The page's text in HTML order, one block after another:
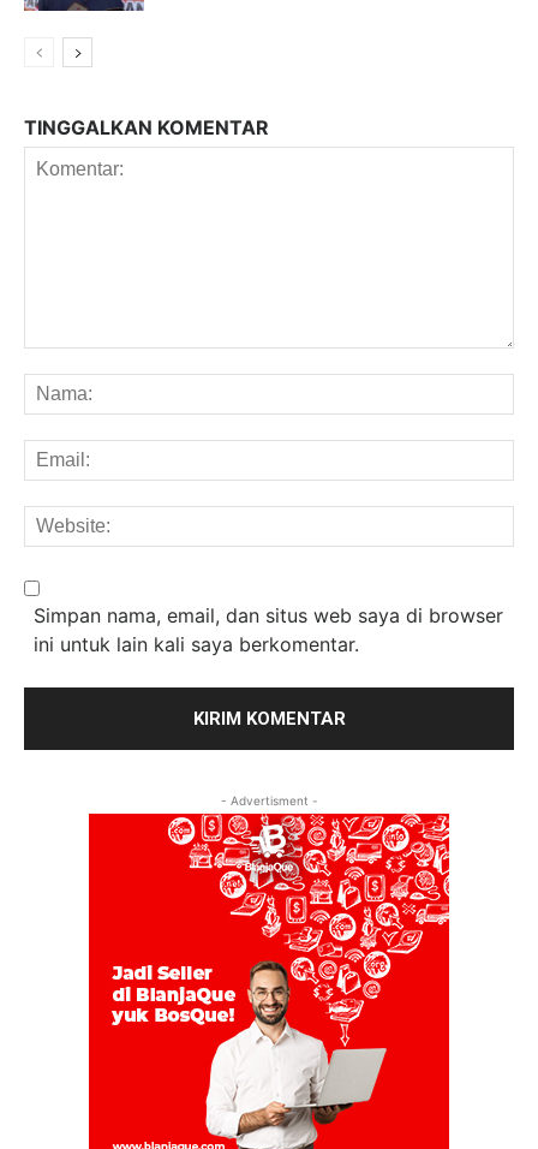
TINGGALKAN KOMENTAR
Simpan nama, email, dan situs web saya di browser
ini untuk lain kali saya berkomentar.
- Advertisment -